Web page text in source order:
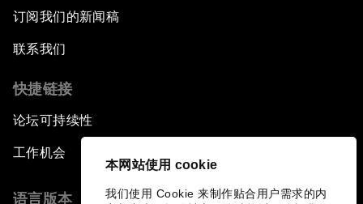
本网站使用 cookie
我们使用 Cookie 来制作贴合用户需求的内
订阅我们的新闻稿
联系我们
快捷链接
论坛可持续性
工作机会
语言版本